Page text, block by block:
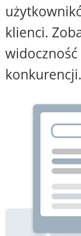
klienci.
konkurencji.